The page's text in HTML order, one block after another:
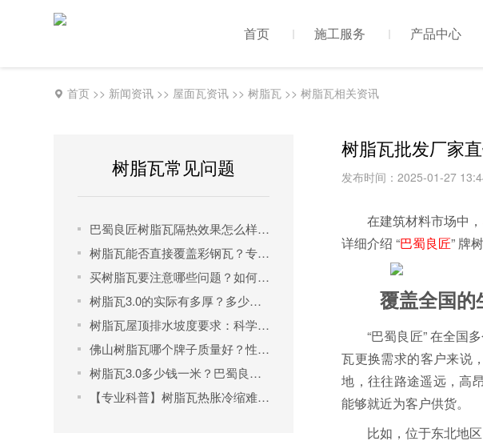
首页 施工服务 产品中心
首页 >> 新闻资讯 >> 屋面瓦资讯 >>树脂瓦 >>树脂瓦相关资讯
树脂瓦常见问题
巴蜀良匠树脂瓦隔热效果怎么样？一文读懂其科学原理与实测表现
树脂瓦能否直接覆盖彩钢瓦？专业解析正确安装方法与品牌选择
买树脂瓦要注意哪些问题？如何选择才能买到优质树脂瓦管用30年？
树脂瓦3.0的实际有多厚？多少钱一米？
树脂瓦屋顶排水坡度要求：科学设计确保排水与美观兼得
佛山树脂瓦哪个牌子质量好？性价比之王是它！​
树脂瓦3.0多少钱一米？巴蜀良匠高性价比产品解析及选购指南
【专业科普】树脂瓦热胀冷缩难题破解指南：从施工到维护全流程解析
树脂瓦批发厂家
发布时间：2025-01-27
在建筑材料市场中，
详细介绍 “巴蜀良匠” 牌
覆盖全国的
“巴蜀良匠” 在全国
瓦更换需求的客户来说
地，往往路途遥远，高
能够就近为客户供货。
比如，位于东北地